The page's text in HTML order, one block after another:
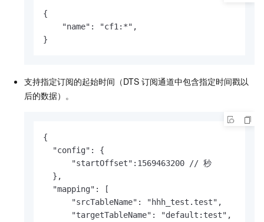
{
    "name": "cf1:*",
}
支持指定订阅的起始时间（DTS 订阅通道中包含指定时间戳以
后的数据）。
{
  "config": {
      "startOffset":1569463200 // 秒
  },
  "mapping": [
      "srcTableName": "hhh_test.test",
      "targetTableName": "default:test",